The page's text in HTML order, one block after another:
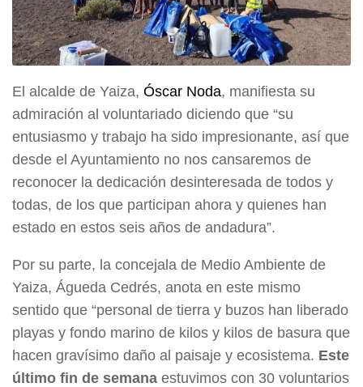
El alcalde de Yaiza, Óscar Noda, manifiesta su
admiración al voluntariado diciendo que “su
entusiasmo y trabajo ha sido impresionante, así que
desde el Ayuntamiento no nos cansaremos de
reconocer la dedicación desinteresada de todos y
todas, de los que participan ahora y quienes han
estado en estos seis años de andadura”.
Por su parte, la concejala de Medio Ambiente de
Yaiza, Águeda Cedrés, anota en este mismo
sentido que “personal de tierra y buzos han liberado
playas y fondo marino de kilos y kilos de basura que
hacen gravísimo daño al paisaje y ecosistema. Este
último fin de semana estuvimos con 30 voluntarios